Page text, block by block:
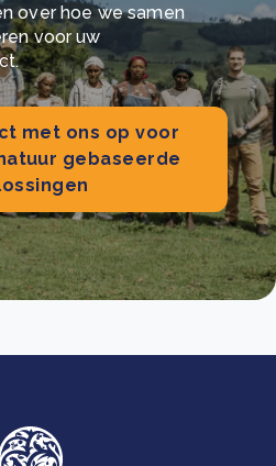
over hoe we samen
voor uw
met ons op voor
gebaseerde